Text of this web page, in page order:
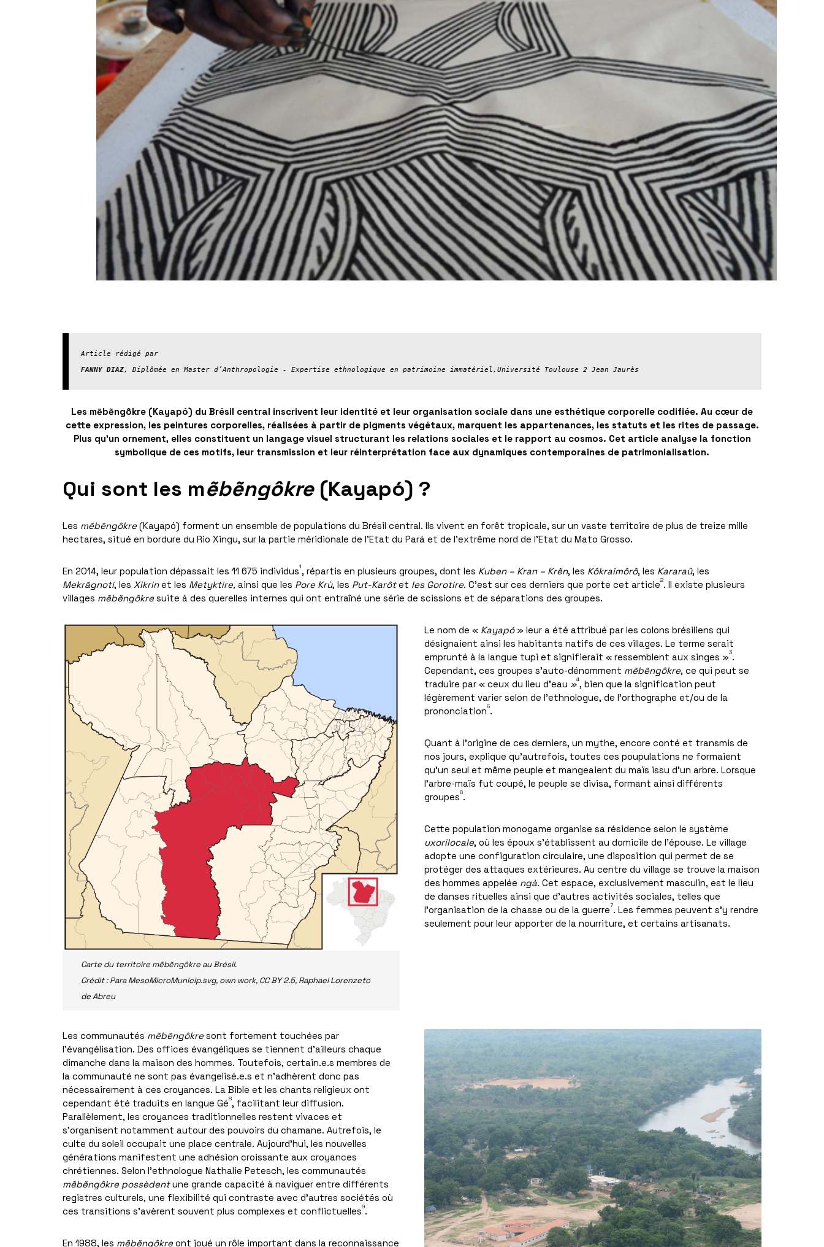
Article rédigé par
FANNY DIAZ, Diplômée en Master d’Anthropologie - Expertise ethnologique en patrimoine immatériel,Université Toulouse 2 Jean Jaurès
Les mẽbẽngôkre (Kayapó) du Brésil central inscrivent leur identité et leur organisation sociale dans une esthétique corporelle codifiée. Au cœur de
cette expression, les peintures corporelles, réalisées à partir de pigments végétaux, marquent les appartenances, les statuts et les rites de passage.
Plus qu’un ornement, elles constituent un langage visuel structurant les relations sociales et le rapport au cosmos. Cet article analyse la fonction
symbolique de ces motifs, leur transmission et leur réinterprétation face aux dynamiques contemporaines de patrimonialisation.
Qui sont les mẽbẽngôkre(Kayapó) ?
Les mẽbẽngôkre(Kayapó) forment un ensemble de populations du Brésil central. Ils vivent en forêt tropicale, sur un vaste territoire de plus de treize mille
hectares, situé en bordure du Rio Xingu, sur la partie méridionale de l’Etat du Pará et de l’extrême nord de l’Etat du Mato Grosso.
En 2014, leur population dépassait les 11 675 individus1, répartis en plusieurs groupes, dont les Kuben – Kran – Krẽn, les Kôkraimôrô, les Kararaû, les
Mekrãgnoti, les Xikrinet les Metyktire, ainsi que les Pore Krù, les Put-Karôtet les Gorotire. C’est sur ces derniers que porte cet article2. Il existe plusieurs
villages mẽbẽngôkresuite à des querelles internes qui ont entraîné une série de scissions et de séparations des groupes.
Carte du territoire mẽbẽngôkre au Brésil.
Crédit : Para MesoMicroMunicip.svg, own work, CC BY 2.5, Raphael Lorenzeto
de Abreu
Le nom de « Kayapó» leur a été attribué par les colons brésiliens qui
désignaient ainsi les habitants natifs de ces villages. Le terme serait
emprunté à la langue tupi et signifierait « ressemblent aux singes »3.
Cependant, ces groupes s’auto-dénomment mẽbẽngôkre, ce qui peut se
traduire par « ceux du lieu d’eau »4, bien que la signification peut
légèrement varier selon de l’ethnologue, de l’orthographe et/ou de la
prononciation5.
Quant à l’origine de ces derniers, un mythe, encore conté et transmis de
nos jours, explique qu’autrefois, toutes ces poupulations ne formaient
qu’un seul et même peuple et mangeaient du maïs issu d’un arbre. Lorsque
l’arbre-maïs fut coupé, le peuple se divisa, formant ainsi différents
groupes6.
Cette population monogame organise sa résidence selon le système
uxorilocale, où les époux s’établissent au domicile de l’épouse. Le village
adopte une configuration circulaire, une disposition qui permet de se
protéger des attaques extérieures. Au centre du village se trouve la maison
des hommes appelée ngà. Cet espace, exclusivement masculin, est le lieu
de danses rituelles ainsi que d’autres activités sociales, telles que
l’organisation de la chasse ou de la guerre7. Les femmes peuvent s’y rendre
seulement pour leur apporter de la nourriture, et certains artisanats.
Les communautés mẽbẽngôkresont fortement touchées par
l’évangélisation. Des offices évangéliques se tiennent d’ailleurs chaque
dimanche dans la maison des hommes. Toutefois, certain.e.s membres de
la communauté ne sont pas évangelisé.e.s et n’adhèrent donc pas
nécessairement à ces croyances. La Bible et les chants religieux ont
cependant été traduits en langue Gé8, facilitant leur diffusion.
Parallèlement, les croyances traditionnelles restent vivaces et
s’organisent notamment autour des pouvoirs du chamane. Autrefois, le
culte du soleil occupait une place centrale. Aujourd’hui, les nouvelles
générations manifestent une adhésion croissante aux croyances
chrétiennes. Selon l’ethnologue Nathalie Petesch, les communautés
mẽbẽngôkre possèdentune grande capacité à naviguer entre différents
registres culturels, une flexibilité qui contraste avec d’autres sociétés où
ces transitions s’avèrent souvent plus complexes et conflictuelles9.
En 1988, les mẽbẽngôkreont joué un rôle important dans la reconnaissance